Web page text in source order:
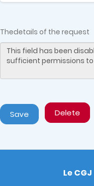
Tabs
Thedetails of the request
Save Delete
Footer
Le CGJ